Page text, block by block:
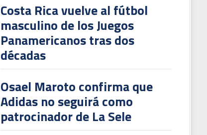
Costa Rica vuelve al fútbol
masculino de los Juegos
Panamericanos tras dos
décadas
Osael Maroto confirma que
Adidas no seguirá como
patrocinador de La Sele